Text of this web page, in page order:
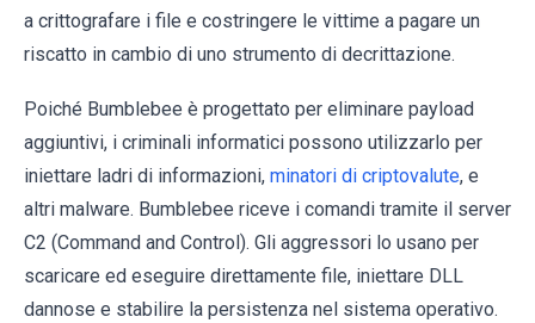
a crittografare i file e costringere le vittime a pagare un
riscatto in cambio di uno strumento di decrittazione.
Poiché Bumblebee è progettato per eliminare payload
aggiuntivi, i criminali informatici possono utilizzarlo per
iniettare ladri di informazioni, minatori di criptovalute, e
altri malware. Bumblebee riceve i comandi tramite il server
C2 (Command and Control). Gli aggressori lo usano per
scaricare ed eseguire direttamente file, iniettare DLL
dannose e stabilire la persistenza nel sistema operativo.